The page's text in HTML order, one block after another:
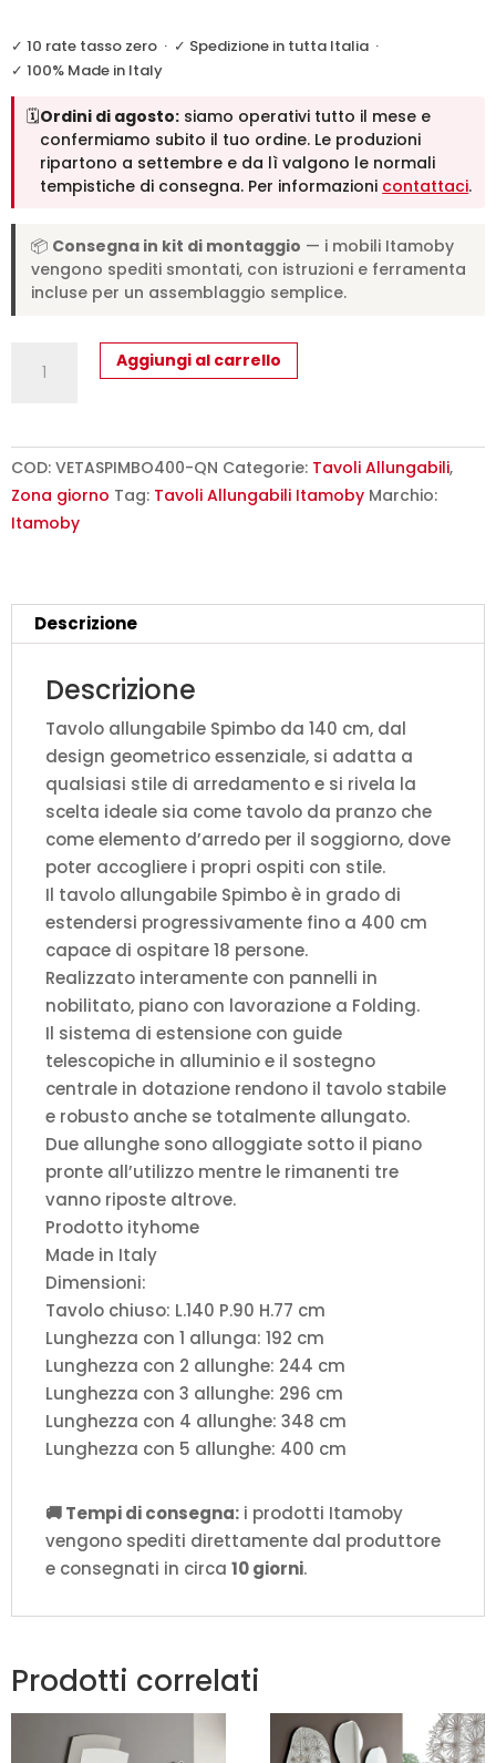
✓ 10 rate tasso zero · ✓ Spedizione in tutta Italia ·
✓ 100% Made in Italy
🗓️Ordini di agosto: siamo operativi tutto il mese e
confermiamo subito il tuo ordine. Le produzioni
ripartono a settembre e da lì valgono le normali
tempistiche di consegna. Per informazioni contattaci.
📦 Consegna in kit di montaggio — i mobili Itamoby
vengono spediti smontati, con istruzioni e ferramenta
incluse per un assemblaggio semplice.
allungabile
Spimbo
quercia
natura
Aggiungi al carrello
COD: VETASPIMBO400-QN Categorie: Tavoli Allungabili,
Zona giorno Tag: Tavoli Allungabili Itamoby Marchio:
Itamoby
Descrizione
Descrizione
Tavolo allungabile Spimbo da 140 cm, dal
design geometrico essenziale, si adatta a
qualsiasi stile di arredamento e si rivela la
scelta ideale sia come tavolo da pranzo che
come elemento d’arredo per il soggiorno, dove
poter accogliere i propri ospiti con stile.
Il tavolo allungabile Spimbo è in grado di
estendersi progressivamente fino a 400 cm
capace di ospitare 18 persone.
Realizzato interamente con pannelli in
nobilitato, piano con lavorazione a Folding.
Il sistema di estensione con guide
telescopiche in alluminio e il sostegno
centrale in dotazione rendono il tavolo stabile
e robusto anche se totalmente allungato.
Due allunghe sono alloggiate sotto il piano
pronte all’utilizzo mentre le rimanenti tre
vanno riposte altrove.
Prodotto ityhome
Made in Italy
Dimensioni:
Tavolo chiuso: L.140 P.90 H.77 cm
Lunghezza con 1 allunga: 192 cm
Lunghezza con 2 allunghe: 244 cm
Lunghezza con 3 allunghe: 296 cm
Lunghezza con 4 allunghe: 348 cm
Lunghezza con 5 allunghe: 400 cm
🚚 Tempi di consegna: i prodotti Itamoby
vengono spediti direttamente dal produttore
e consegnati in circa 10 giorni.
Prodotti correlati